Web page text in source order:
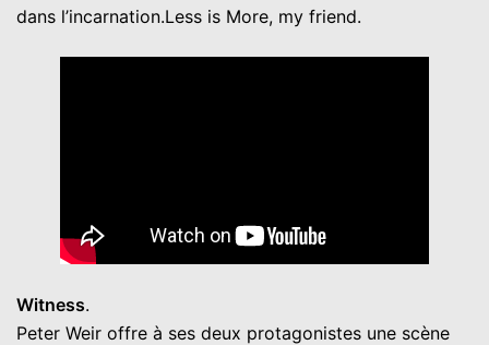
dans l’incarnation.Less is More, my friend.
Witness.
Peter Weir offre à ses deux protagonistes une scène